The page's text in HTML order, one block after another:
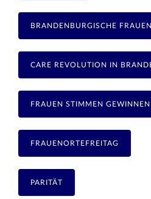
BRANDENBURGISCHE
CARE REVOLUTION IN
FRAUEN STIMMEN
FRAUENORTEFREITAG
PARITÄT